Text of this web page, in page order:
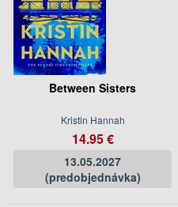
Between Sisters
Kristin Hannah
14.95 €
13.05.2027
(predobjednávka)